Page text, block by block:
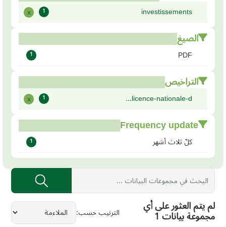
investissements
1
x
الصيغ
PDF
1
التراخيص
licence-nationale-d...
1
x
Frequency update
كلّ ثلاث أشهر 1
الترتيب حسب لم يتم العثور على أي
مجموعة بيانات 1